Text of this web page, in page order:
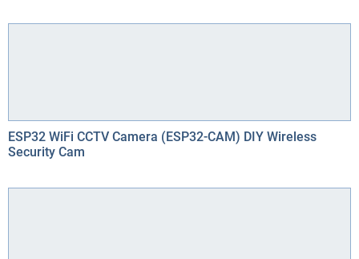
ESP32 WiFi CCTV Camera (ESP32-CAM) DIY Wireless
Security Cam